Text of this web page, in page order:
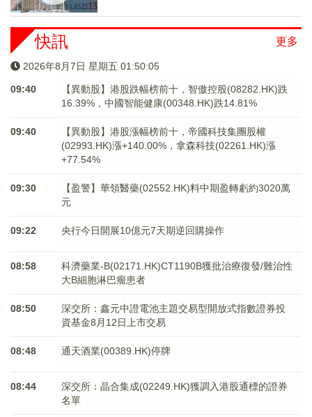
更多
快訊
2026年8月7日 星期五 01:50:05
09:40
【異動股】港股跌幅榜前十，智傲控股(08282.HK)跌
16.39%，中國智能健康(00348.HK)跌14.81%
09:40
【異動股】港股漲幅榜前十，帝國科技集團股權
(02993.HK)漲+140.00%，拿森科技(02261.HK)漲
+77.54%
09:30
【盈警】華領醫藥(02552.HK)料中期盈轉虧約3020萬
元
09:22 央行今日開展10億元7天期逆回購操作
08:58
科濟藥業-B(02171.HK)CT1190B獲批治療復發/難治性
大B細胞淋巴瘤患者
08:50
深交所：鑫元中證電池主題交易型開放式指數證券投
資基金8月12日上市交易
08:48 通天酒業(00389.HK)停牌
08:44
深交所：晶合集成(02249.HK)獲調入港股通標的證券
名單